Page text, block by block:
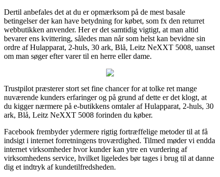
Dertil anbefales det at du er opmærksom på de mest basale
betingelser der kan have betydning for købet, som fx den returret
webbutikken anvender. Her er det samtidig vigtigt, at man altid
bevarer ens kvittering, således man når som helst kan bevidne sin
ordre af Hulapparat, 2-huls, 30 ark, Blå, Leitz NeXXT 5008, uanset
om man søger efter varer til en herre eller dame.
Trustpilot præsterer stort set fine chancer for at tolke ret mange
nuværende kunders erfaringer og på grund af dette er det klogt, at
du kigger nærmere på e-butikkens omtaler af Hulapparat, 2-huls, 30
ark, Blå, Leitz NeXXT 5008 forinden du køber.
Facebook frembyder ydermere rigtig fortræffelige metoder til at få
indsigt i internet forretningens troværdighed. Tilmed møder vi endda
internet virksomheder hvor kunder kan ytre en vurdering af
virksomhedens service, hvilket ligeledes bør tages i brug til at danne
dig et indtryk af kundetilfredsheden.